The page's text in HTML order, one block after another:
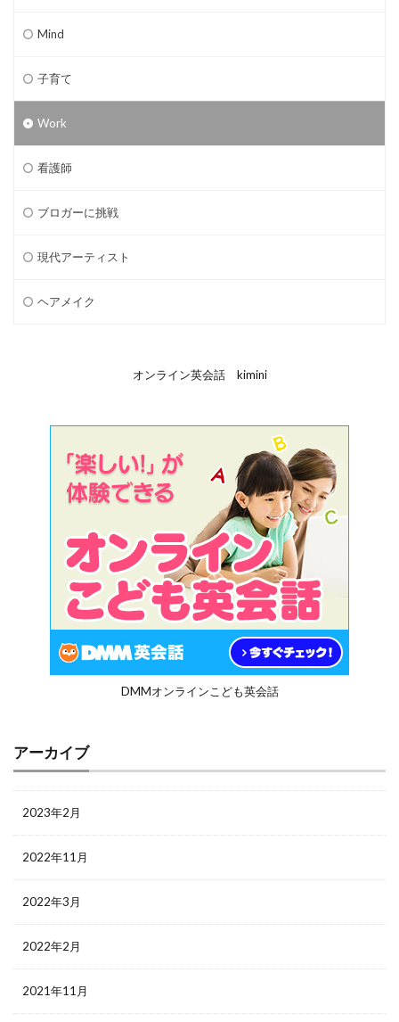
Mind
子育て
Work
看護師
ブロガーに挑戦
現代アーティスト
ヘアメイク
オンライン英会話 kimini
DMMオンラインこども英会話
アーカイブ
2023年2月
2022年11月
2022年3月
2022年2月
2021年11月